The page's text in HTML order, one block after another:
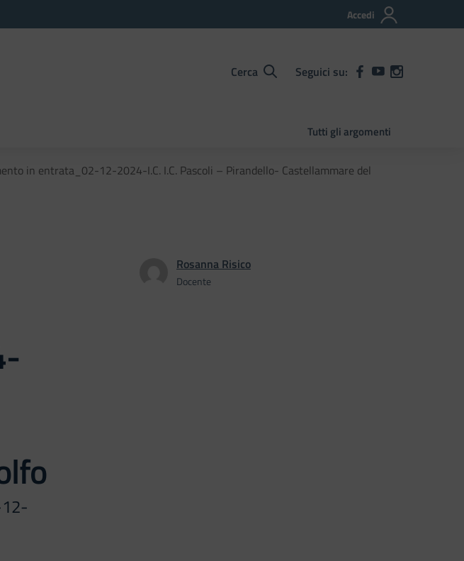
Accedi
Cerca Seguici su:
Tutti gli argomenti
in entrata_02-12-2024-I.C. I.C. Pascoli – Pirandello- Castellammare del
Rosanna Risico
Docente